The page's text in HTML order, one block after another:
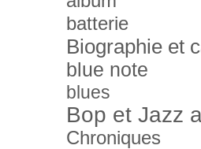
batterie
Biographie et
blue note
blues
Bop et Jazz
Chroniques